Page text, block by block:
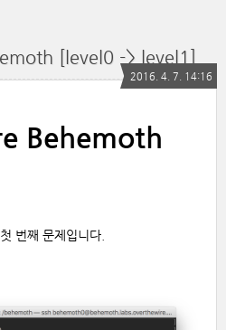
[level0 -> level1]
2016. 4. 7. 14:16
Behemoth
번째 문제입니다.